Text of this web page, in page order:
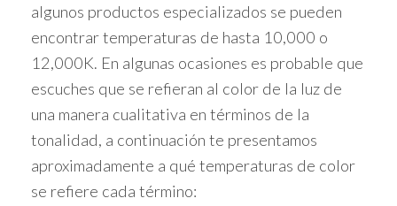
algunos productos especializados se pueden
encontrar temperaturas de hasta 10,000 o
12,000K. En algunas ocasiones es probable que
escuches que se refieran al color de la luz de
una manera cualitativa en términos de la
tonalidad, a continuación te presentamos
aproximadamente a qué temperaturas de color
se refiere cada término: